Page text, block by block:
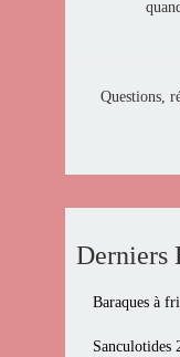
Questions,
Derniers
Baraques à
Sanculotides